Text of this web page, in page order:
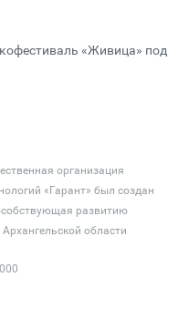
«Живица» под
организация
«Гарант» был создан
развитию
области